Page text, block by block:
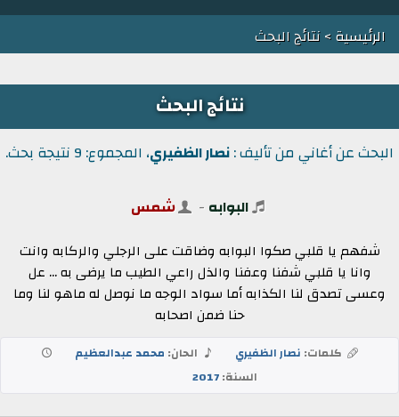
الرئيسية> نتائج البحث
نتائج البحث
البحث عن أغاني من تأليف :نصار الظفيري، المجموع: 9 نتيجة بحث.
البوابه - شمس
شفهم يا قلبي صكوا البوابه وضاقت على الرجلي والركابه وانت
وانا يا قلبي شفنا وعفنا والذل راعي الطيب ما يرضى به ... عل
وعسى تصدق لنا الكذابه أما سواد الوجه ما نوصل له ماهو لنا وما
حنا ضمن اصحابه
كلمات: نصار الظفيري الحان: محمد عبدالعظيم
السنة:2017